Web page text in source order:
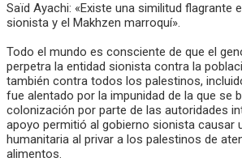
Saïd Ayachi: «Existe una similitud flagrante
sionista y el Makhzen marroquí».
Todo el mundo es consciente de que el
perpetra la entidad sionista contra la
también contra todos los palestinos,
fue alentado por la impunidad de la que se
colonización por parte de las autoridades
apoyo permitió al gobierno sionista causar
humanitaria al privar a los palestinos de
alimentos.